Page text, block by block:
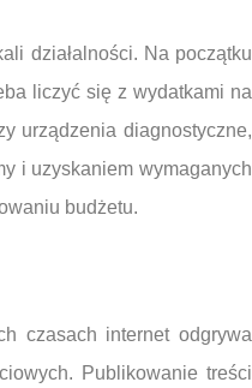
działalności. Na początku
liczyć się z wydatkami na
urządzenia diagnostyczne,
i uzyskaniem wymaganych
budżetu.
czasach internet odgrywa
Publikowanie treści